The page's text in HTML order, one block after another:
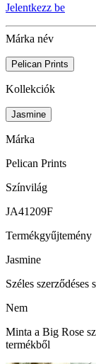
Jelentkezz be
Márka név
Pelican Prints
Kollekciók
Jasmine
Márka
Pelican Prints
Színvilág
JA41209F
Termékgyűjtemény
Jasmine
Széles szerződéses
Nem
Minta a Big Rose
termékből